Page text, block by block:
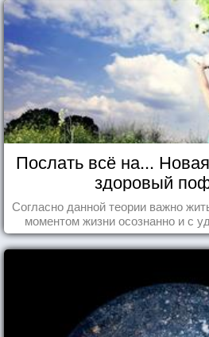
Послать всё на...
здоровый
Согласно данной теории важно
моментом жизни осознанно и с
попробуем разобраться на